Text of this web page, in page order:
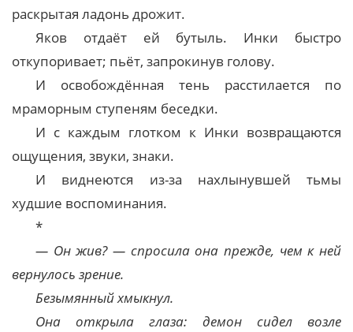
раскрытая ладонь дрожит.
Яков отдаёт ей бутыль. Инки быстро
откупоривает; пьёт, запрокинув голову.
И освобождённая тень расстилается по
мраморным ступеням беседки.
И с каждым глотком к Инки возвращаются
ощущения, звуки, знаки.
И виднеются из-за нахлынувшей тьмы
худшие воспоминания.
*
— Он жив? — спросила она прежде, чем к ней
вернулось зрение.
Безымянный хмыкнул.
Она открыла глаза: демон сидел возле